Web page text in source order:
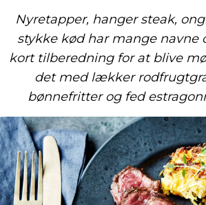
Nyretapper, hanger steak,
stykke kød har mange navne
kort tilberedning for at blive
det med lækker
bønnefritter og fed